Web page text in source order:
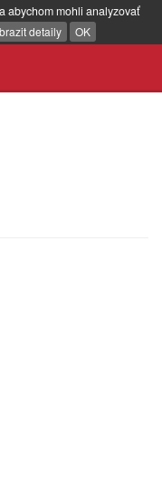
abychom mohli analyzovať
detaily OK